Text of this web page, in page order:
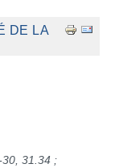
DE LA
31.34 ;